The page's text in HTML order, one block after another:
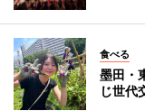
食べる
墨田・
じ世代